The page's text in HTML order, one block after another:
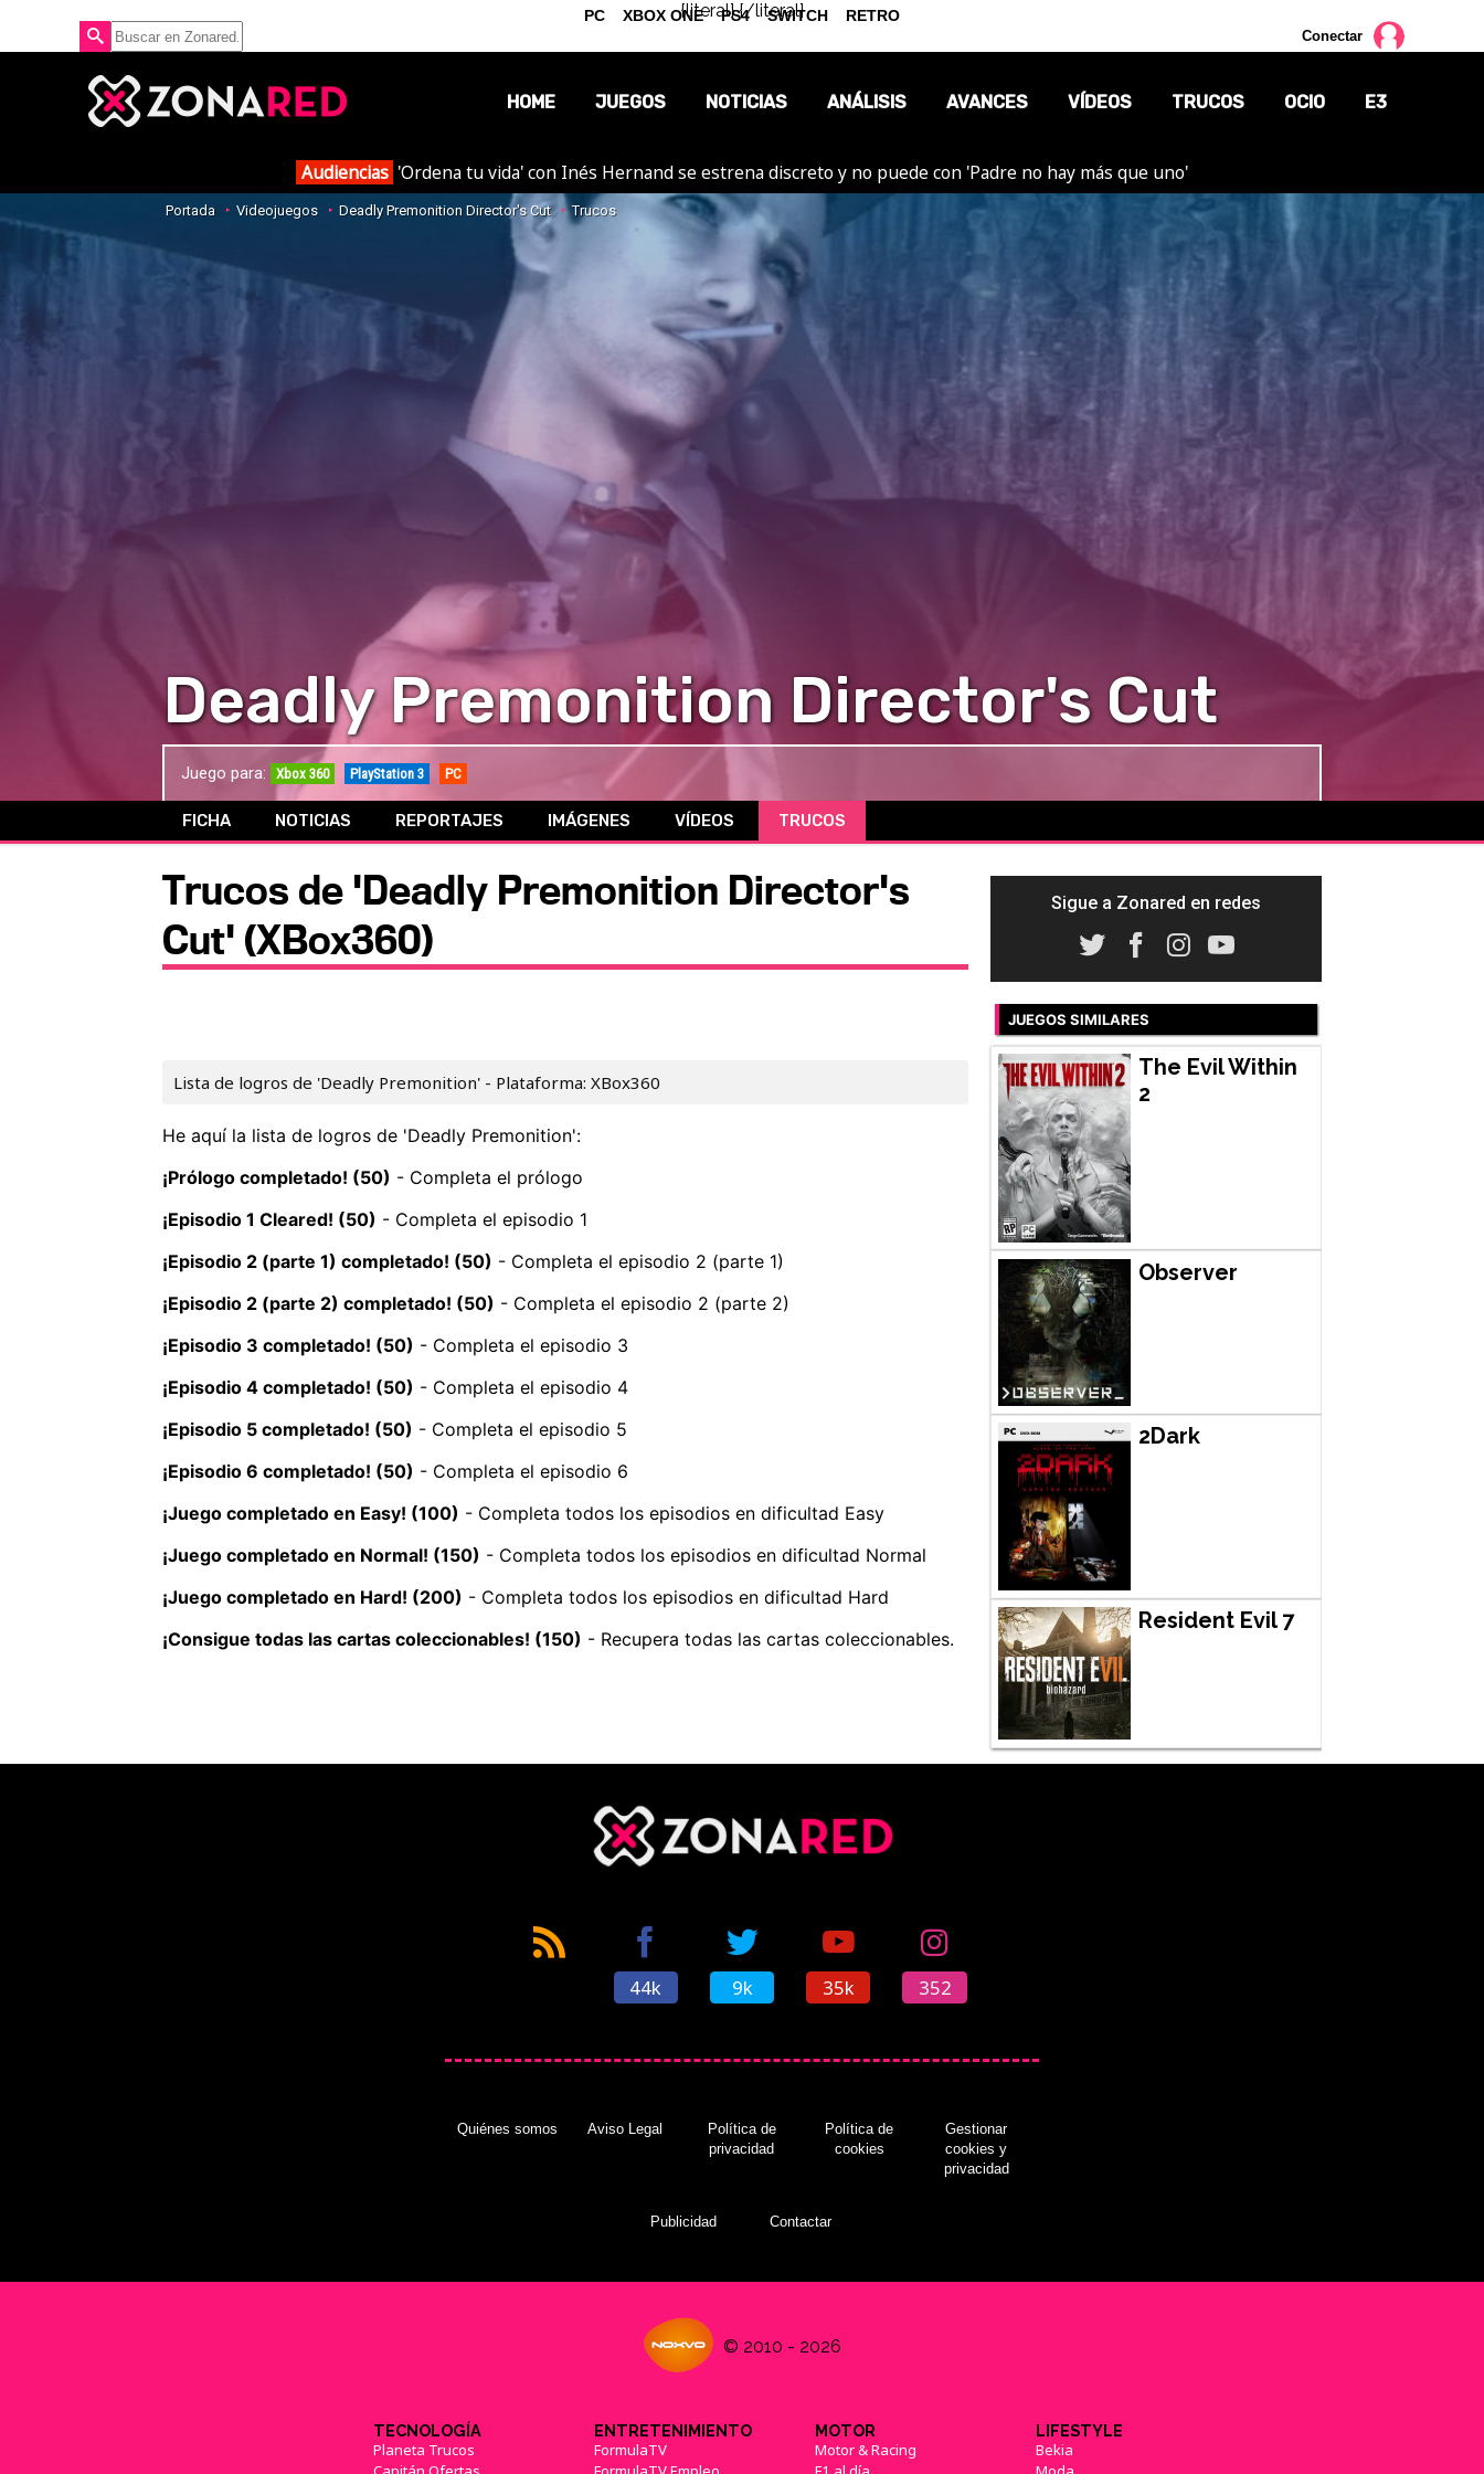
{literal}{/literal}
Conectar
HOME JUEGOS NOTICIAS
OPINIÓN
REPORTAJES
ANÁLISIS AVANCES VÍDEOS TRUCOS OCIO
MANGA
E3
Audiencias 'Ordena tu vida' con Inés Hernand se estrena discreto y no puede con 'Padre no hay más que uno'
Portada Videojuegos Deadly Premonition Director's Cut Trucos
Deadly Premonition Director's Cut
Juego para: Xbox 360 PlayStation 3 PC
FICHA NOTICIAS REPORTAJES IMÁGENES VÍDEOS TRUCOS
Trucos de 'Deadly Premonition Director's
Cut' (XBox360)
Lista de logros de 'Deadly Premonition' - Plataforma: XBox360
He aquí la lista de logros de 'Deadly Premonition':
¡Prólogo completado! (50) - Completa el prólogo
¡Episodio 1 Cleared! (50) - Completa el episodio 1
¡Episodio 2 (parte 1) completado! (50) - Completa el episodio 2 (parte 1)
¡Episodio 2 (parte 2) completado! (50) - Completa el episodio 2 (parte 2)
¡Episodio 3 completado! (50) - Completa el episodio 3
¡Episodio 4 completado! (50) - Completa el episodio 4
¡Episodio 5 completado! (50) - Completa el episodio 5
¡Episodio 6 completado! (50) - Completa el episodio 6
¡Juego completado en Easy! (100) - Completa todos los episodios en dificultad Easy
¡Juego completado en Normal! (150) - Completa todos los episodios en dificultad Normal
¡Juego completado en Hard! (200) - Completa todos los episodios en dificultad Hard
¡Consigue todas las cartas coleccionables! (150) - Recupera todas las cartas coleccionables.
Sigue a Zonared en redes
JUEGOS SIMILARES
The Evil Within
2
Observer
2Dark
Resident Evil 7
PC XBOX ONE PS4 SWITCH RETRO
44k 9k 35k 352
Quiénes somos Aviso Legal
Política de
privacidad
Política de
cookies
Gestionar
cookies y
privacidad
Publicidad Contactar
© 2010 - 2026
TECNOLOGÍA
Planeta Trucos
ENTRETENIMIENTO
FormulaTV
MOTOR
Motor & Racing
LIFESTYLE
Bekia